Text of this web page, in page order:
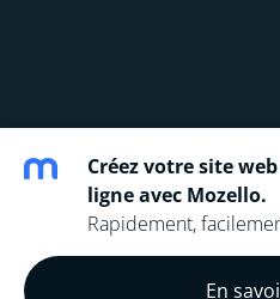
Créez votre site
ligne avec Mozello.
Rapidement,
En
Test